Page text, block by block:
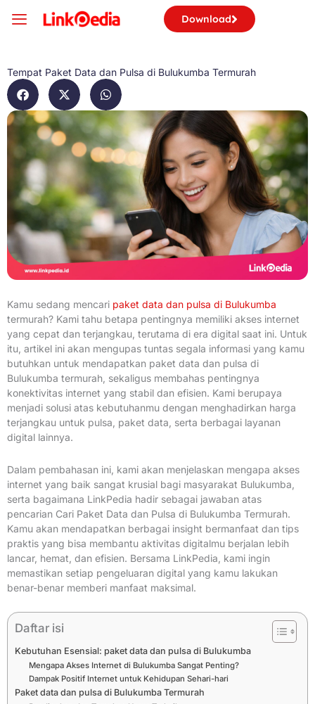
Download
Tempat Paket Data dan Pulsa di Bulukumba Termurah
Kamu sedang mencari paket data dan pulsa di Bulukumba
termurah? Kami tahu betapa pentingnya memiliki akses internet
yang cepat dan terjangkau, terutama di era digital saat ini. Untuk
itu, artikel ini akan mengupas tuntas segala informasi yang kamu
butuhkan untuk mendapatkan paket data dan pulsa di
Bulukumba termurah, sekaligus membahas pentingnya
konektivitas internet yang stabil dan efisien. Kami berupaya
menjadi solusi atas kebutuhanmu dengan menghadirkan harga
terjangkau untuk pulsa, paket data, serta berbagai layanan
digital lainnya.
Dalam pembahasan ini, kami akan menjelaskan mengapa akses
internet yang baik sangat krusial bagi masyarakat Bulukumba,
serta bagaimana LinkPedia hadir sebagai jawaban atas
pencarian Cari Paket Data dan Pulsa di Bulukumba Termurah.
Kamu akan mendapatkan berbagai insight bermanfaat dan tips
praktis yang bisa membantu aktivitas digitalmu berjalan lebih
lancar, hemat, dan efisien. Bersama LinkPedia, kami ingin
memastikan setiap pengeluaran digital yang kamu lakukan
benar-benar memberi manfaat maksimal.
Daftar isi
Kebutuhan Esensial: paket data dan pulsa di Bulukumba
Mengapa Akses Internet di Bulukumba Sangat Penting?
Dampak Positif Internet untuk Kehidupan Sehari-hari
Paket data dan pulsa di Bulukumba Termurah